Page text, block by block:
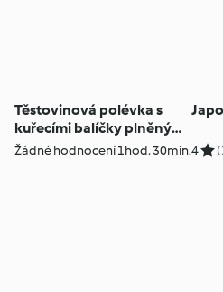
Těstovinová polévka s
kuřecími balíčky plněnými
chřestem a mortadelou
Žádné hodnocení1hod. 30min.4